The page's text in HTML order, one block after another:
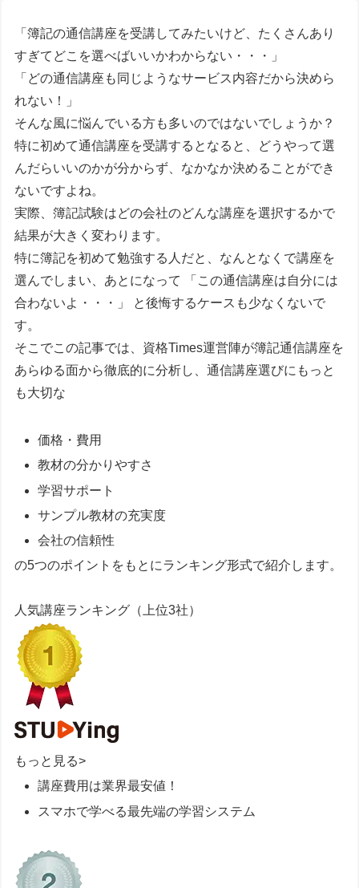
「簿記の通信講座を受講してみたいけど、たくさんあり
すぎてどこを選べばいいかわからない・・・」
「どの通信講座も同じようなサービス内容だから決めら
れない！」
そんな風に悩んでいる方も多いのではないでしょうか？
特に初めて通信講座を受講するとなると、どうやって選
んだらいいのかが分からず、なかなか決めることができ
ないですよね。
実際、簿記試験はどの会社のどんな講座を選択するかで
結果が大きく変わります。
特に簿記を初めて勉強する人だと、なんとなくで講座を
選んでしまい、あとになって
「この通信講座は自分には
合わないよ・・・」
と後悔するケースも少なくないで
す。
そこでこの記事では、資格Times運営陣が簿記通信講座を
あらゆる面から徹底的に分析し、通信講座選びにもっと
も大切な
価格・費用
教材の分かりやすさ
学習サポート
サンプル教材の充実度
会社の信頼性
の5つのポイントをもとにランキング形式で紹介します。
人気講座ランキング （上位3社）
もっと見る>
講座費用は業界最安値！
スマホで学べる最先端の学習システム